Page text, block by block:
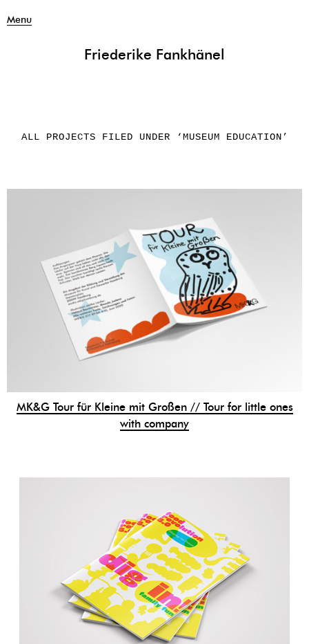
Menu
Friederike Fankhänel
ALL PROJECTS FILED UNDER ‘MUSEUM EDUCATION’
MK&G Tour für Kleine mit Großen // Tour for little ones
with company